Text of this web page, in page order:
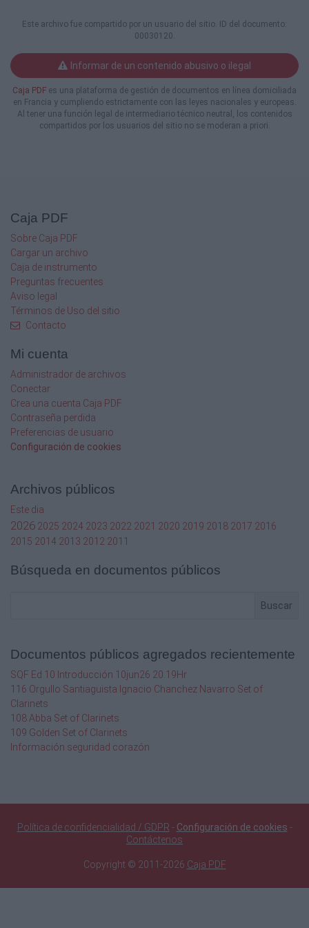
México, D. F.
ISBN: en trámite
MATERIAL GRATUITO/Prohibida su venta
Í ndice
Presentación
11
Propósitos
13
Estándares de Matemáticas
15
Enfoque didáctico
19
Organización de los aprendizajes
25
29
Segundo grado
37
Tercer grado
51
Enfoque del campo de formación
71
Planificación
Organización de ambientes de aprendizaje
79
Evaluación
85
Este archivo fue compartido por un usuario del sitio. ID del documento:
00030120.
Informar de un contenido abusivo o ilegal
Caja PDF es una plataforma de gestión de documentos en línea domiciliada
en Francia y cumpliendo estrictamente con las leyes nacionales y europeas.
Al tener una función legal de intermediario técnico neutral, los contenidos
compartidos por los usuarios del sitio no se moderan a priori.
Caja PDF
Sobre Caja PDF
Cargar un archivo
Caja de instrumento
Preguntas frecuentes
Aviso legal
Términos de Uso del sitio
Contacto
Mi cuenta
Administrador de archivos
Conectar
Crea una cuenta Caja PDF
Contraseña perdida
Preferencias de usuario
Configuración de cookies
Archivos públicos
Este dia
2026 2025 2024 2023 2022 2021 2020 2019 2018 2017 2016
2015 2014 2013 2012 2011
Búsqueda en documentos públicos
Buscar
Documentos públicos agregados recientemente
SQF Ed 10 Introducción 10jun26 20.19Hr
116 Orgullo Santiaguista Ignacio Chanchez Navarro Set of
Clarinets
108 Abba Set of Clarinets
109 Golden Set of Clarinets
Información seguridad corazón
Política de confidencialidad / GDPR - Configuración de cookies -
Contáctenos
Copyright © 2011-2026 Caja PDF